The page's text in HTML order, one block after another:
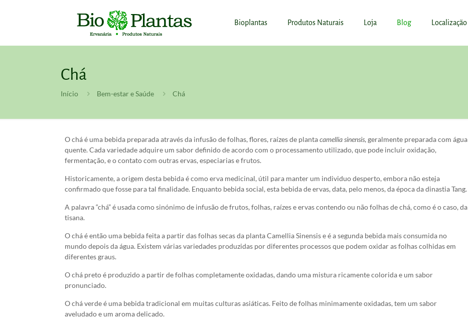
Bioplantas Produtos Naturais Loja Blog Localização
Chá
Início Bem-estar e Saúde Chá
O chá é uma bebida preparada através da infusão de folhas, flores, raízes de plantacamellia sinensis, geralmente preparada com água
quente. Cada variedade adquire um sabor definido de acordo com o processamento utilizado, que pode incluir oxidação,
fermentação, e o contato com outras ervas, especiarias e frutos.
Historicamente, a origem desta bebida é como erva medicinal, útil para manter um individuo desperto, embora não esteja
confirmado que fosse para tal finalidade. Enquanto bebida social, esta bebida de ervas, data, pelo menos, da época da dinastia Tang.
A palavra “chá” é usada como sinónimo de infusão de frutos, folhas, raízes e ervas contendo ou não folhas de chá, como é o caso, da
tisana.
O chá é então uma bebida feita a partir das folhas secas da planta Camellia Sinensis e é a segunda bebida mais consumida no
mundo depois da água. Existem várias variedades produzidas por diferentes processos que podem oxidar as folhas colhidas em
diferentes graus.
O chá preto é produzido a partir de folhas completamente oxidadas, dando uma mistura ricamente colorida e um sabor
pronunciado.
O chá verde é uma bebida tradicional em muitas culturas asiáticas. Feito de folhas minimamente oxidadas, tem um sabor
aveludado e um aroma delicado.